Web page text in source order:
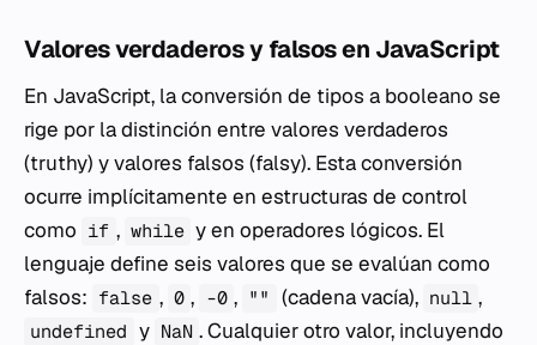
Valores verdaderos y falsos en JavaScript
En JavaScript, la conversión de tipos a booleano se
rige por la distinción entre valores verdaderos
(truthy) y valores falsos (falsy). Esta conversión
ocurre implícitamente en estructuras de control
como if , while y en operadores lógicos. El
lenguaje define seis valores que se evalúan como
falsos: false , 0 , -0 , "" (cadena vacía), null ,
undefined y NaN . Cualquier otro valor, incluyendo